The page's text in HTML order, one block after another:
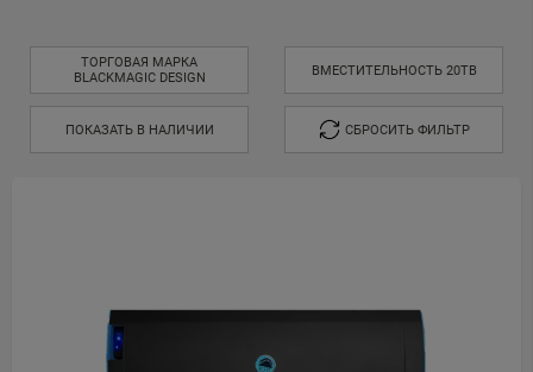
ТОРГОВАЯ МАРКА
BLACKMAGIC DESIGN
ВМЕСТИТЕЛЬНОСТЬ 20TB
ПОКАЗАТЬ В НАЛИЧИИ СБРОСИТЬ ФИЛЬТР